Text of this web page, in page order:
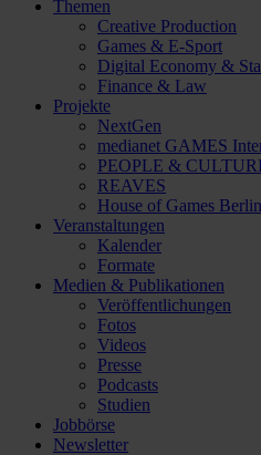
Themen
Creative Production
Games & E-Sport
Digital Economy &
Finance & Law
Projekte
NextGen
medianet GAMES
PEOPLE &
REAVES
House of Games Berlin
Veranstaltungen
Kalender
Formate
Medien & Publikationen
Veröffentlichungen
Fotos
Videos
Presse
Podcasts
Studien
Jobbörse
Newsletter